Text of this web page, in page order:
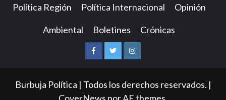
Política Región Política Internacional Opinión
Ambiental Boletines Crónicas
FacebookTwitterInstagram
Burbuja Política | Todos los derechos reservados. |